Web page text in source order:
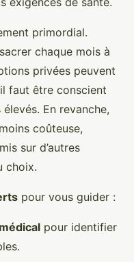
primordial.
chaque mois à
privées peuvent
faut être conscient
En revanche,
coûteuse,
sur d’autres
choix.
pour vous guider :
pour identifier